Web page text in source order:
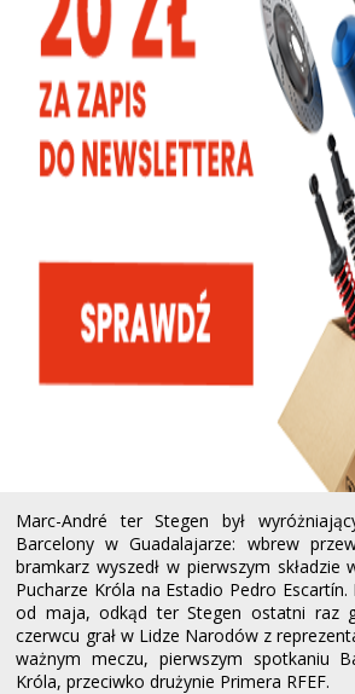
Marc-André ter Stegen był
Barcelony w Guadalajarze: wbrew
bramkarz wyszedł w pierwszym składzie
Pucharze Króla na Estadio Pedro Escartín.
od maja, odkąd ter Stegen ostatni raz
czerwcu grał w Lidze Narodów z
ważnym meczu, pierwszym spotkaniu
Króla, przeciwko drużynie Primera RFEF.